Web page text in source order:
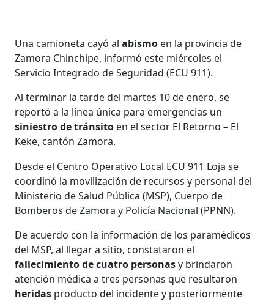
Una camioneta cayó alabismo en la provincia de
Zamora Chinchipe, informó este miércoles el
Servicio Integrado de Seguridad (ECU 911).
Al terminar la tarde del martes 10 de enero, se
reportó a la línea única para emergencias un
siniestro de tránsito en el sector El Retorno – El
Keke, cantón Zamora.
Desde el Centro Operativo Local ECU 911 Loja se
coordinó la movilización de recursos y personal del
Ministerio de Salud Pública (MSP), Cuerpo de
Bomberos de Zamora y Policía Nacional (PPNN).
De acuerdo con la información de los paramédicos
del MSP, al llegar a sitio, constataron el
fallecimiento de cuatro personasy brindaron
atención médica a tres personas que resultaron
heridas producto del incidente y posteriormente